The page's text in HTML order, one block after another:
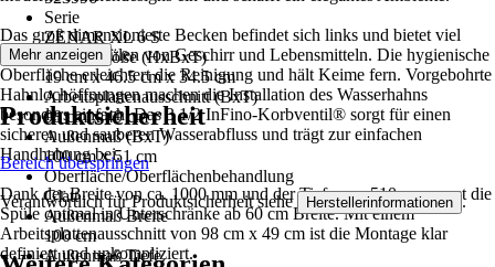
Serie
ZENAR XL 6 S
Beckengröße (HxBxT)
19 cm x 46.5 cm x 34.5 cm
Arbeitsplattenausschnitt (BxT)
98 cm x 49 cm
Außenmaß (BxT)
100 cm x 51 cm
Oberfläche/Oberflächenbehandlung
Glatt
Außenmaß Breite
100 cm
Außenmaß Tiefe
Das groß dimensionierte Becken befindet sich links und bietet viel
Platz für das Spülen von Geschirr und Lebensmitteln. Die hygienische
Oberfläche erleichtert die Reinigung und hält Keime fern. Vorgebohrte
Hahnlochöffnungen machen die Installation des Wasserhahns
besonders einfach. Das 3 1/2 InFino-Korbventil® sorgt für einen
sicheren und sauberen Wasserabfluss und trägt zur einfachen
Handhabung bei.
Dank der Breite von ca. 1000 mm und der Tiefe von 510 mm passt die
Spüle optimal in Unterschränke ab 60 cm Breite. Mit einem
Arbeitsplattenausschnitt von 98 cm x 49 cm ist die Montage klar
definiert und unkompliziert.
Mehr anzeigen
Produktsicherheit
Bereich überspringen
Verantwortlich für Produktsicherheit siehe Herstellerinformationen .